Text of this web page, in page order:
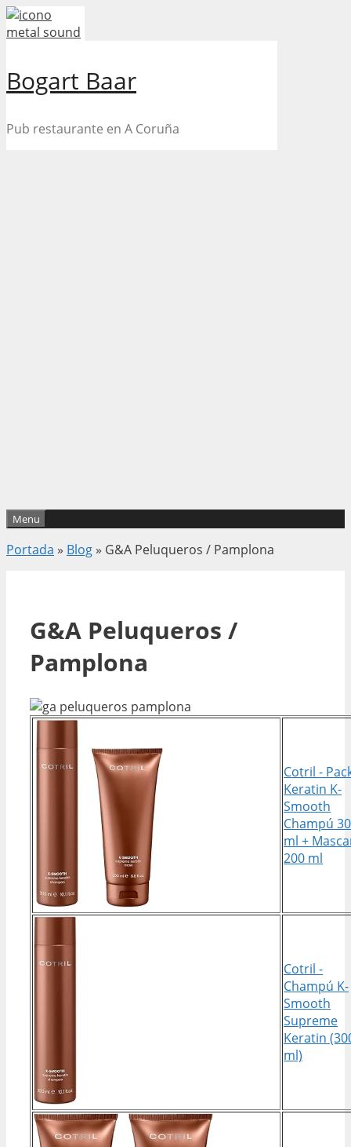
Skip
to
Bogart Baar
Pub restaurante en A Coruña
Menu
Portada » Blog » G&A Peluqueros / Pamplona
G&A Peluqueros /
Pamplona
Cotril -
Keratin K-
Smooth
Champú
ml +
200 ml
Cotril -
Champú K-
Smooth
Supreme
Keratin
ml)